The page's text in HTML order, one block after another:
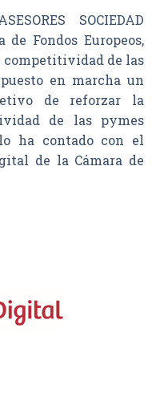
SOCIEDAD
Fondos Europeos,
competitividad de las
en marcha un
de reforzar la
de las pymes
ha contado con el
de la Cámara de